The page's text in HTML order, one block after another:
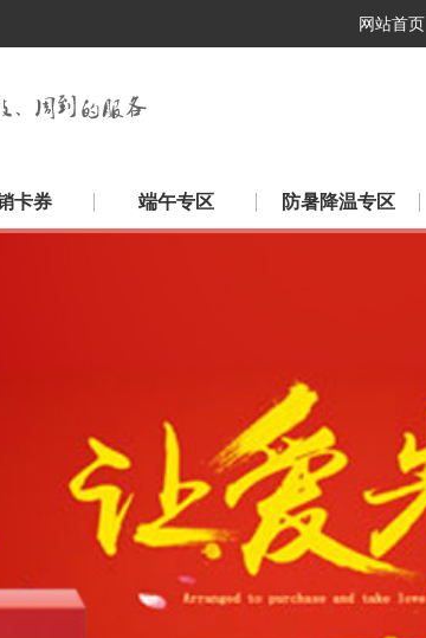
网站首页
卡券 端午专区 防暑降温专区